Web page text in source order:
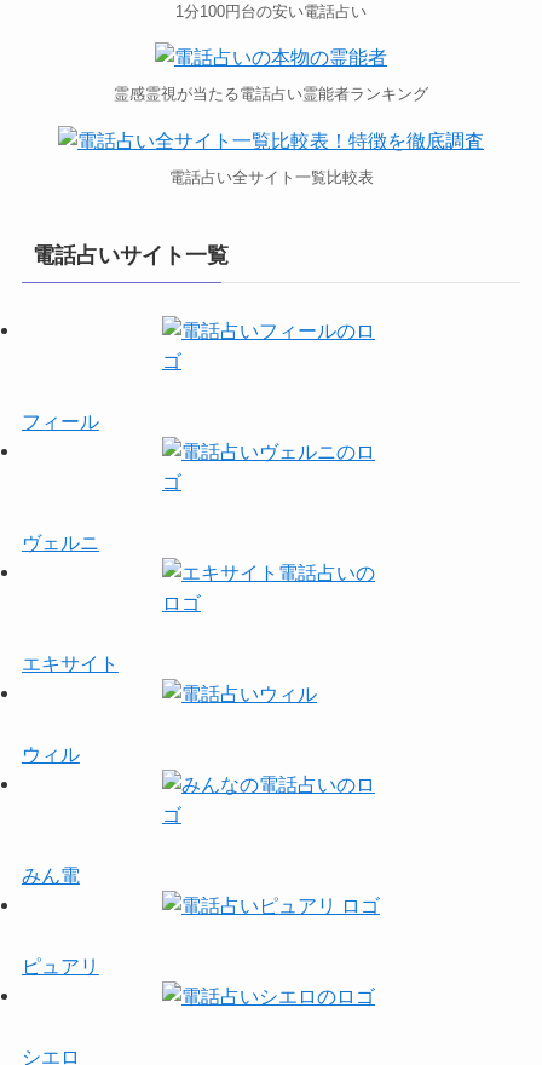
1分100円台の安い電話占い
霊感霊視が当たる電話占い霊能者ランキング
電話占い全サイト一覧比較表
電話占いサイト一覧
フィール
ヴェルニ
エキサイト
ウィル
みん電
ピュアリ
シエロ